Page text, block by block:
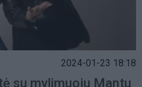
2024-01-23 18:18
su mylimuoju Mantu